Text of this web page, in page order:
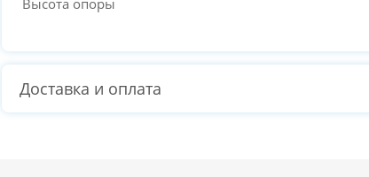
Высота опоры
Доставка и оплата